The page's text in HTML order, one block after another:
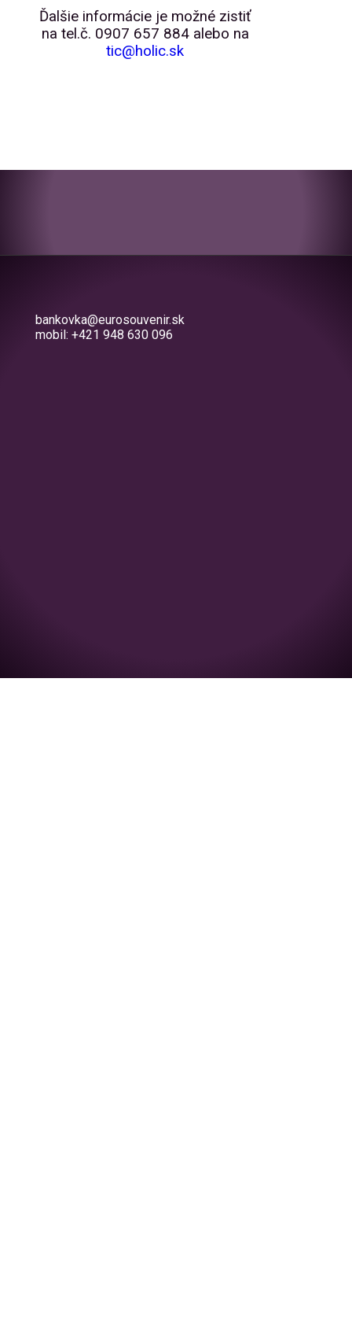
Ďalšie informácie je možné zistiť
na tel.č. 0907 657 884 alebo na
tic@holic.sk
bankovka@eurosouvenir.sk
mobil: +421 948 630 096